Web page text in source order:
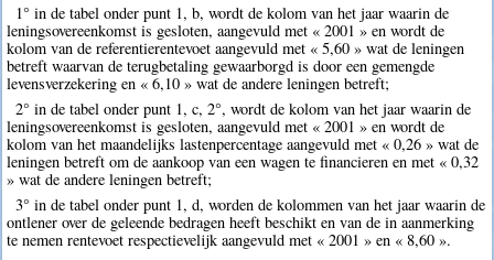
1° in de tabel onder punt 1, b, wordt de kolom van het jaar waarin de
leningsovereenkomst is gesloten, aangevuld met « 2001 » en wordt de
kolom van de referentierentevoet aangevuld met « 5,60 » wat de leningen
betreft waarvan de terugbetaling gewaarborgd is door een gemengde
levensverzekering en « 6,10 » wat de andere leningen betreft;
2° in de tabel onder punt 1, c, 2°, wordt de kolom van het jaar waarin de
leningsovereenkomst is gesloten, aangevuld met « 2001 » en wordt de
kolom van het maandelijks lastenpercentage aangevuld met « 0,26 » wat de
leningen betreft om de aankoop van een wagen te financieren en met « 0,32
» wat de andere leningen betreft;
3° in de tabel onder punt 1, d, worden de kolommen van het jaar waarin de
ontlener over de geleende bedragen heeft beschikt en van de in aanmerking
te nemen rentevoet respectievelijk aangevuld met « 2001 » en « 8,60 ».